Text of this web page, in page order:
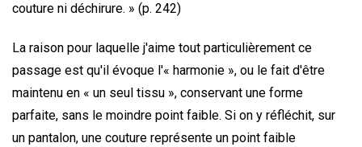
couture ni déchirure. » (p. 242)
La raison pour laquelle j'aime tout particulièrement ce
passage est qu'il évoque l'« harmonie », ou le fait d'être
maintenu en « un seul tissu », conservant une forme
parfaite, sans le moindre point faible. Si on y réfléchit, sur
un pantalon, une couture représente un point faible